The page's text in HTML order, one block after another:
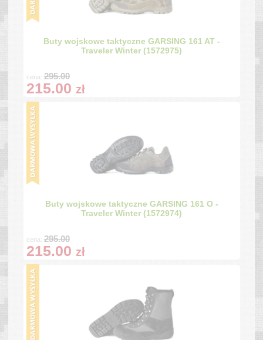
Buty wojskowe taktyczne GARSING 161 AT -
Traveler Winter (1572975)
cena:295.00
215.00 zł
Buty wojskowe taktyczne GARSING 161 O -
Traveler Winter (1572974)
cena:295.00
215.00 zł